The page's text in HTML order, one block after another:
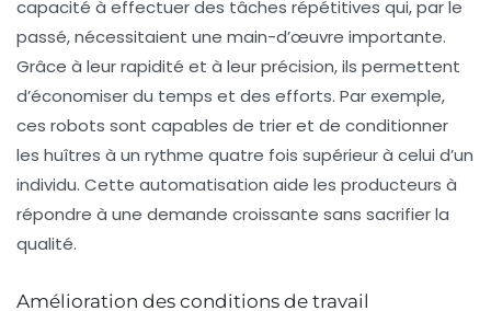
capacité à effectuer des tâches répétitives qui, par le
passé, nécessitaient une main-d’œuvre importante.
Grâce à leur rapidité et à leur précision, ils permettent
d’économiser du temps et des efforts. Par exemple,
ces robots sont capables de trier et de conditionner
les huîtres à un rythme quatre fois supérieur à celui d’un
individu. Cette automatisation aide les producteurs à
répondre à une demande croissante sans sacrifier la
qualité.
Amélioration des conditions de travail